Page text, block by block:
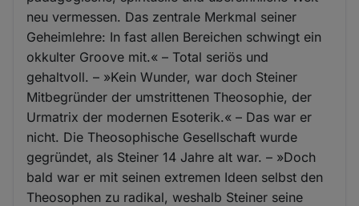
neu vermessen. Das zentrale Merkmal seiner
Geheimlehre: In fast allen Bereichen schwingt ein
okkulter Groove mit.« – Total seriös und
gehaltvoll. – »Kein Wunder, war doch Steiner
Mitbegründer der umstrittenen Theosophie, der
Urmatrix der modernen Esoterik.« – Das war er
nicht. Die Theosophische Gesellschaft wurde
gegründet, als Steiner 14 Jahre alt war. – »Doch
bald war er mit seinen extremen Ideen selbst den
Theosophen zu radikal, weshalb Steiner seine